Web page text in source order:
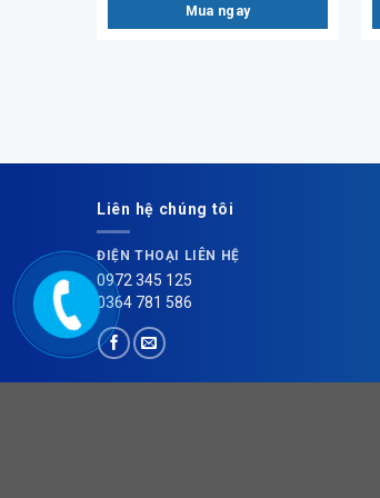
Mua ngay
Liên hệ chúng tôi
ĐIỆN THOẠI LIÊN HỆ
0972 345 125
0364 781 586